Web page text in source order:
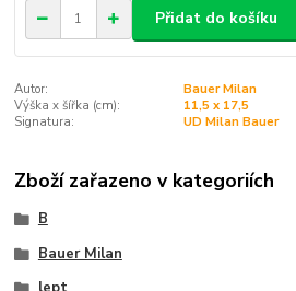
Přidat do košíku
Autor:
Bauer Milan
Výška x šířka (cm):
11,5 x 17,5
Signatura:
UD Milan Bauer
Zboží zařazeno v kategoriích
B
Bauer Milan